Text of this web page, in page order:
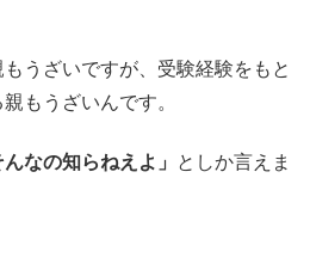
うざいですが、受験経験をもと
もうざいんです。
んなの知らねえよ」
としか言えま